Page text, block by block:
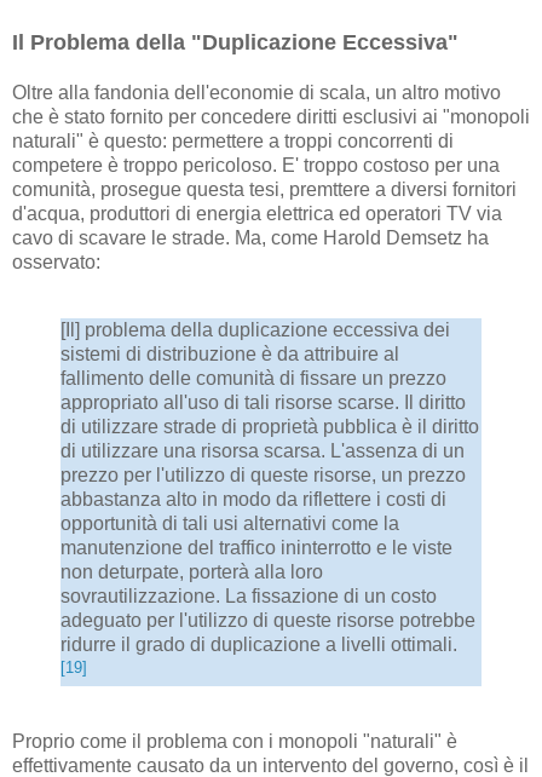
Il Problema della "Duplicazione Eccessiva"
Oltre alla fandonia dell'economie di scala, un altro motivo
che è stato fornito per concedere diritti esclusivi ai "monopoli
naturali" è questo: permettere a troppi concorrenti di
competere è troppo pericoloso. E' troppo costoso per una
comunità, prosegue questa tesi, premttere a diversi fornitori
d'acqua, produttori di energia elettrica ed operatori TV via
cavo di scavare le strade. Ma, come Harold Demsetz ha
osservato:
[Il] problema della duplicazione eccessiva dei
sistemi di distribuzione è da attribuire al
fallimento delle comunità di fissare un prezzo
appropriato all'uso di tali risorse scarse. Il diritto
di utilizzare strade di proprietà pubblica è il diritto
di utilizzare una risorsa scarsa. L'assenza di un
prezzo per l'utilizzo di queste risorse, un prezzo
abbastanza alto in modo da riflettere i costi di
opportunità di tali usi alternativi come la
manutenzione del traffico ininterrotto e le viste
non deturpate, porterà alla loro
sovrautilizzazione. La fissazione di un costo
adeguato per l'utilizzo di queste risorse potrebbe
ridurre il grado di duplicazione a livelli ottimali.
[19]
Proprio come il problema con i monopoli "naturali" è
effettivamente causato da un intervento del governo, così è il